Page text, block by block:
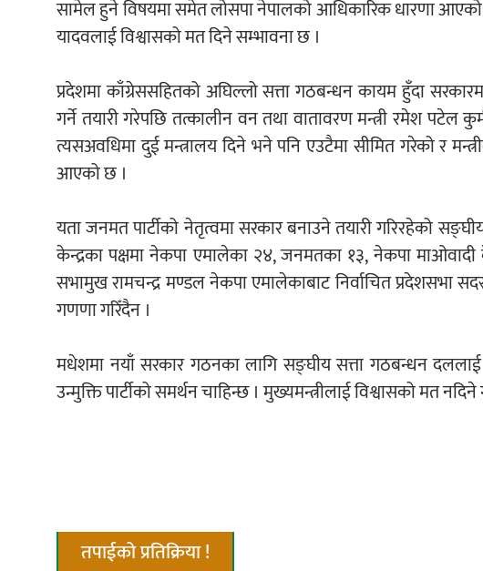
सामेल हुने विषयमा समेत लोसपा नेपालको आधिकारिक धारणा आएको
यादवलाई विश्वासको मत दिने सम्भावना छ ।
प्रदेशमा काँग्रेससहितको अघिल्लो सत्ता गठबन्धन कायम हुँदा
गर्ने तयारी गरेपछि तत्कालीन वन तथा वातावरण मन्त्री रमेश पटेल
त्यसअवधिमा दुई मन्त्रालय दिने भने पनि एउटैमा सीमित गरेको र
आएको छ ।
यता जनमत पार्टीको नेतृत्वमा सरकार बनाउने तयारी गरिरहेको
केन्द्रका पक्षमा नेकपा एमालेका २४, जनमतका १३, नेकपा
सभामुख रामचन्द्र मण्डल नेकपा एमालेकाबाट निर्वाचित प्रदेशसभा
गणणा गरिँदैन ।
मधेशमा नयाँ सरकार गठनका लागि सङ्घीय सत्ता गठबन्धन दललाई
उन्मुक्ति पार्टीको समर्थन चाहिन्छ । मुख्यमन्त्रीलाई विश्वासको मत
तपाईको प्रतिक्रिया !